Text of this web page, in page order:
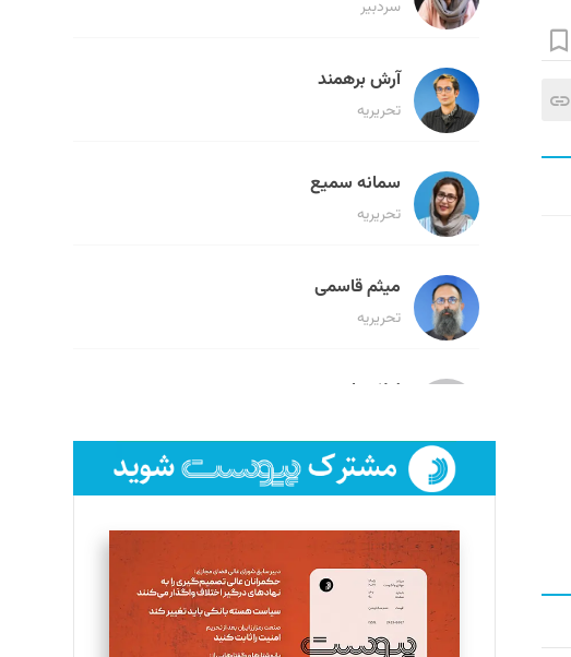
سردبیر
آرش برهمند
تحریریه
سمانه سمیع
تحریریه
میثم قاسمی
تحریریه
لیلا حنارود
فائزه فتحی رستمی
تحریریه
سروش کرمیان
تحریریه